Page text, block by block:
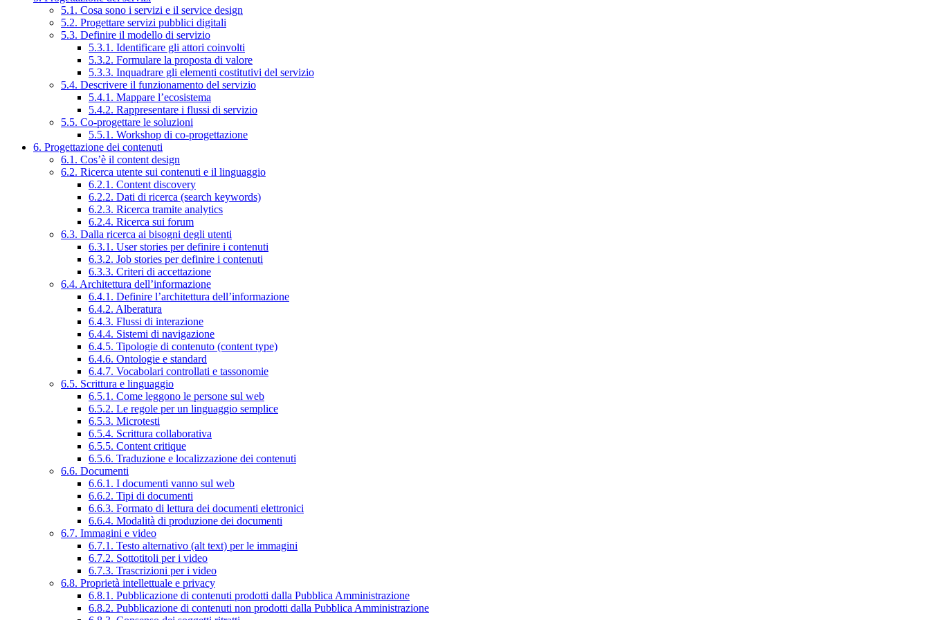
5.1. Cosa sono i servizi e il service design
5.2. Progettare servizi pubblici digitali
5.3. Definire il modello di servizio
5.3.1. Identificare gli attori coinvolti
5.3.2. Formulare la proposta di valore
5.3.3. Inquadrare gli elementi costitutivi del servizio
5.4. Descrivere il funzionamento del servizio
5.4.1. Mappare l’ecosistema
5.4.2. Rappresentare i flussi di servizio
5.5. Co-progettare le soluzioni
5.5.1. Workshop di co-progettazione
6. Progettazione dei contenuti
6.1. Cos’è il content design
6.2. Ricerca utente sui contenuti e il linguaggio
6.2.1. Content discovery
6.2.2. Dati di ricerca (search keywords)
6.2.3. Ricerca tramite analytics
6.2.4. Ricerca sui forum
6.3. Dalla ricerca ai bisogni degli utenti
6.3.1. User stories per definire i contenuti
6.3.2. Job stories per definire i contenuti
6.3.3. Criteri di accettazione
6.4. Architettura dell’informazione
6.4.1. Definire l’architettura dell’informazione
6.4.2. Alberatura
6.4.3. Flussi di interazione
6.4.4. Sistemi di navigazione
6.4.5. Tipologie di contenuto (content type)
6.4.6. Ontologie e standard
6.4.7. Vocabolari controllati e tassonomie
6.5. Scrittura e linguaggio
6.5.1. Come leggono le persone sul web
6.5.2. Le regole per un linguaggio semplice
6.5.3. Microtesti
6.5.4. Scrittura collaborativa
6.5.5. Content critique
6.5.6. Traduzione e localizzazione dei contenuti
6.6. Documenti
6.6.1. I documenti vanno sul web
6.6.2. Tipi di documenti
6.6.3. Formato di lettura dei documenti elettronici
6.6.4. Modalità di produzione dei documenti
6.7. Immagini e video
6.7.1. Testo alternativo (alt text) per le immagini
6.7.2. Sottotitoli per i video
6.7.3. Trascrizioni per i video
6.8. Proprietà intellettuale e privacy
6.8.1. Pubblicazione di contenuti prodotti dalla Pubblica Amministrazione
6.8.2. Pubblicazione di contenuti non prodotti dalla Pubblica Amministrazione